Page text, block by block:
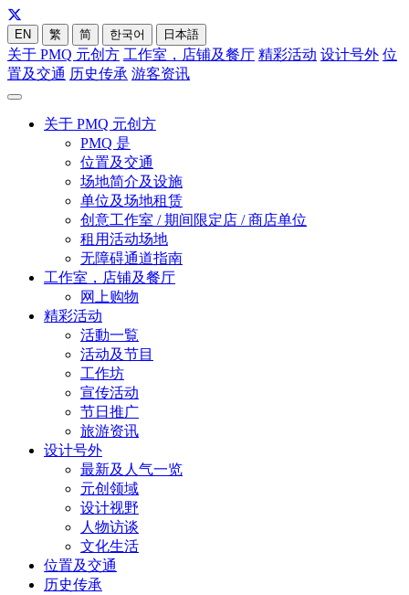
EN 繁 简 한국어 日本語
关于 PMQ 元创方 工作室，店铺及餐厅 精彩活动 设计号外 位
置及交通 历史传承 游客资讯
关于 PMQ 元创方
PMQ 是
位置及交通
场地简介及设施
单位及场地租赁
创意工作室 / 期间限定店 / 商店单位
租用活动场地
无障碍通道指南
工作室，店铺及餐厅
网上购物
精彩活动
活動一覧
活动及节目
工作坊
宣传活动
节日推广
旅游资讯
设计号外
最新及人气一览
元创领域
设计视野
人物访谈
文化生活
位置及交通
历史传承